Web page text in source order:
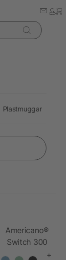
Americano®
Switch 300
+
Plastmuggar